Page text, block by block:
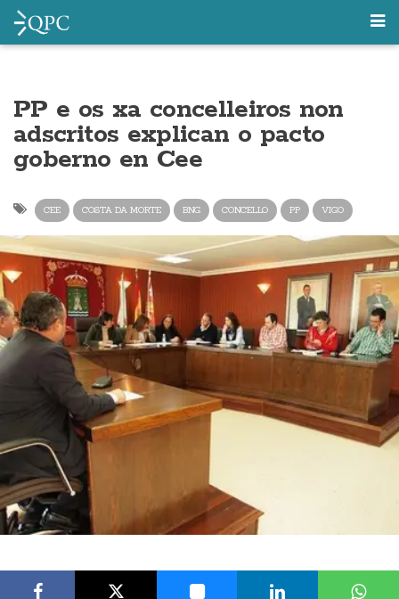
PP e os xa concelleiros non
adscritos explican o pacto
goberno en Cee
CEE COSTA DA MORTE BNG CONCELLO PP VIGO